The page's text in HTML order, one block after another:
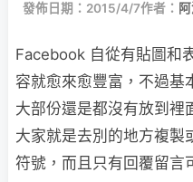
發佈日期：2015/4/7作者：
Facebook 自從有貼圖和
容就愈來愈豐富，不過
大部份還是都沒有放到裡
大家就是去別的地方複製
符號，而且只有回覆留言